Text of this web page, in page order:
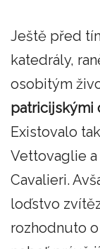
Ještě před
katedrály,
osobitým
patricijskými
Existovalo
Vettovaglie
Cavalieri.
loďstvo
rozhodnuto